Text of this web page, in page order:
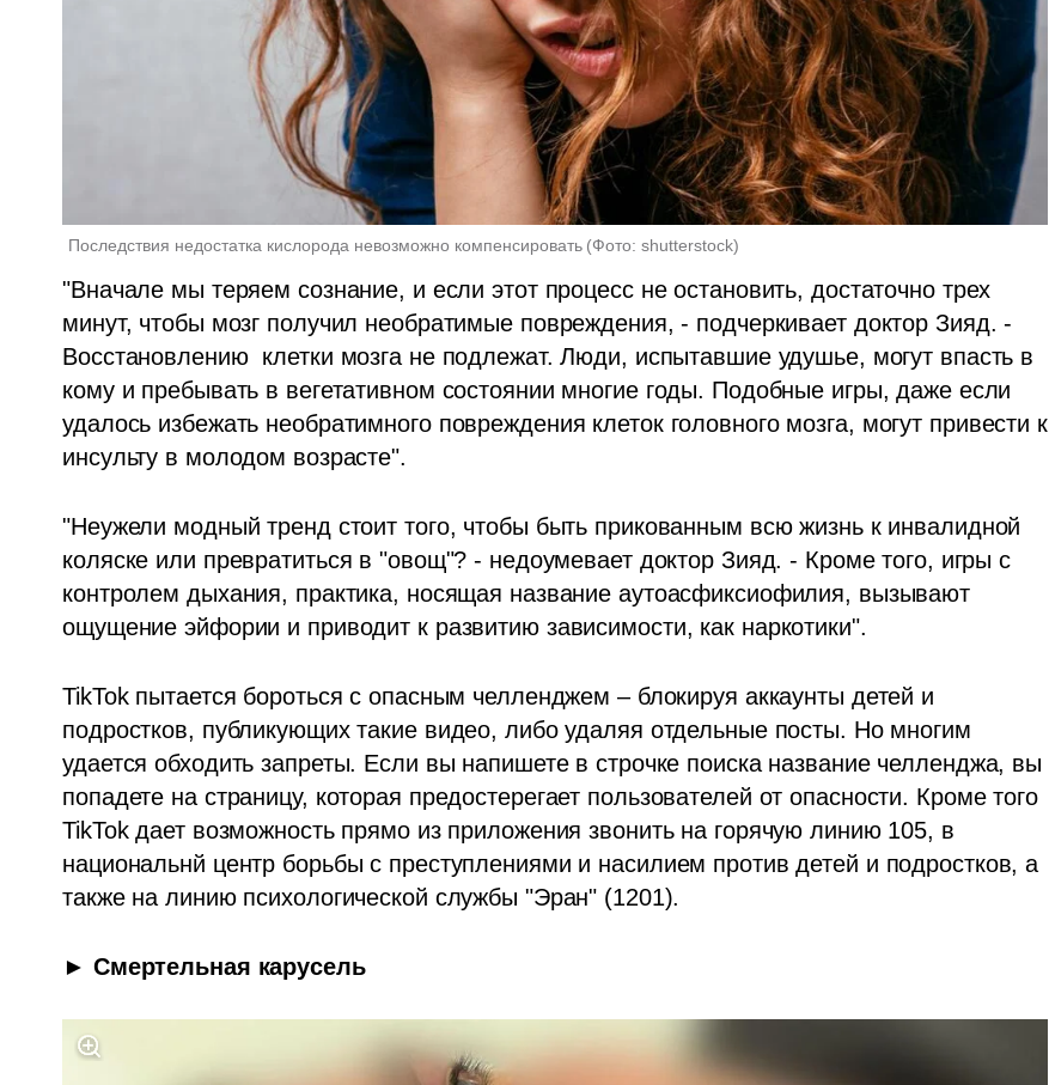
Последствия недостатка кислорода невозможно компенсировать (Фото: shutterstock)
"Вначале мы теряем сознание, и если этот процесс не остановить, достаточно трех
минут, чтобы мозг получил необратимые повреждения, - подчеркивает доктор Зияд. -
Восстановлению  клетки мозга не подлежат. Люди, испытавшие удушье, могут впасть в
кому и пребывать в вегетативном состоянии многие годы. Подобные игры, даже если
удалось избежать необратимного повреждения клеток головного мозга, могут привести к
инсульту в молодом возрасте".
"Неужели модный тренд стоит того, чтобы быть прикованным всю жизнь к инвалидной
коляске или превратиться в "овощ"? - недоумевает доктор Зияд. - Кроме того, игры с
контролем дыхания, практика, носящая название аутоасфиксиофилия, вызывают
ощущение эйфории и приводит к развитию зависимости, как наркотики".
TikTok пытается бороться с опасным челленджем – блокируя аккаунты детей и
подростков, публикующих такие видео, либо удаляя отдельные посты. Но многим
удается обходить запреты. Если вы напишете в строчке поиска название челленджа, вы
попадете на страницу, которая предостерегает пользователей от опасности. Кроме того
TikTok дает возможность прямо из приложения звонить на горячую линию 105, в
национальнй центр борьбы с преступлениями и насилием против детей и подростков, а
также на линию психологической службы "Эран" (1201).
► Смертельная карусель